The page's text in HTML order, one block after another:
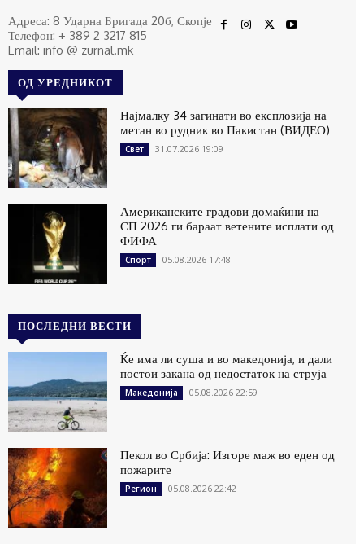
Адреса: 8 Ударна Бригада 20б, Скопје
Телефон: + 389 2 3217 815
Email: info @ zurnal.mk
ОД УРЕДНИКОТ
Најмалку 34 загинати во експлозија на
метан во рудник во Пакистан (ВИДЕО)
Свет 31.07.2026 19:09
Американските градови домаќини на
СП 2026 ги бараат ветените исплати од
ФИФА
Спорт 05.08.2026 17:48
ПОСЛЕДНИ ВЕСТИ
Ќе има ли суша и во македонија, и дали
постои закана од недостаток на струја
Македонија 05.08.2026 22:59
Пекол во Србија: Изгоре маж во еден од
пожарите
Регион 05.08.2026 22:42